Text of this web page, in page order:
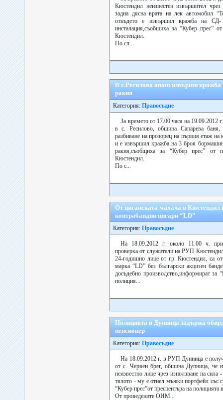
Кюстендил неизвестен извършител
задна дясна врата на лек автомобил
откъдето е извършил кражба на СД-
инсталация,съобщиха за “Кубер прес”
Кюстендил.
По сл...
В с.Ресилово апаш извърши
ракия
Категория: Правосъдие
За времето от 17.00 часа на 19.09.2012
в с. Ресилово, община Сапарева баня,
разбиване на прозорец на първия етаж
и е извършил кражба на 3 броя
ракия,съобщиха за “Кубер прес” от
Кюстендил.
По с...
От циганската махала в Кюстендил
контрабандни цигари “LD”
Категория: Правосъдие
На 18.09.2012 г. около 11.00 ч. при
проверка от служители на РУП
24-годишно лице от гр. Кюстендил, са
марка “LD” без български акцизен
досъдебно производство,информират за
полиция...
Полицията в Дупница задържа
пенсионер
Категория: Правосъдие
На 18.09.2012 г. в РУП Дупница е
от с. Червен брег, община Дупница, че
неизвестно лице чрез използване на
тялото - му е отнел мъжки портфейл със
“Кубер прес”от пресцентъра на
От проведените ОИМ...